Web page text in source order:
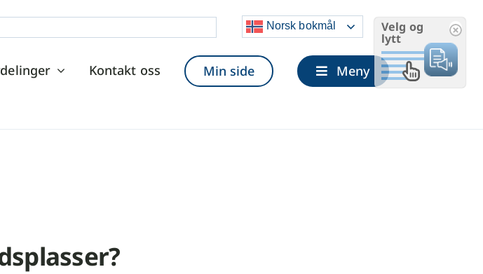
Norsk bokmål
Kontakt oss Min side Meny
Velg og
lytt